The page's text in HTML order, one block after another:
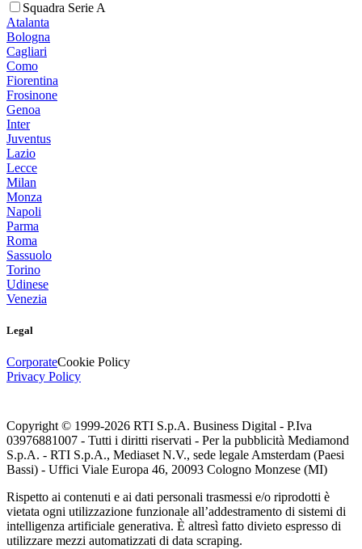
Squadra Serie A
Atalanta
Bologna
Cagliari
Como
Fiorentina
Frosinone
Genoa
Inter
Juventus
Lazio
Lecce
Milan
Monza
Napoli
Parma
Roma
Sassuolo
Torino
Udinese
Venezia
Legal
CorporateCookie Policy
Privacy Policy
Copyright © 1999-2026 RTI S.p.A. Business Digital - P.Iva
03976881007 - Tutti i diritti riservati - Per la pubblicità Mediamond
S.p.A. - RTI S.p.A., Mediaset N.V., sede legale Amsterdam (Paesi
Bassi) - Uffici Viale Europa 46, 20093 Cologno Monzese (MI)
Rispetto ai contenuti e ai dati personali trasmessi e/o riprodotti è
vietata ogni utilizzazione funzionale all’addestramento di sistemi di
intelligenza artificiale generativa. È altresì fatto divieto espresso di
utilizzare mezzi automatizzati di data scraping.